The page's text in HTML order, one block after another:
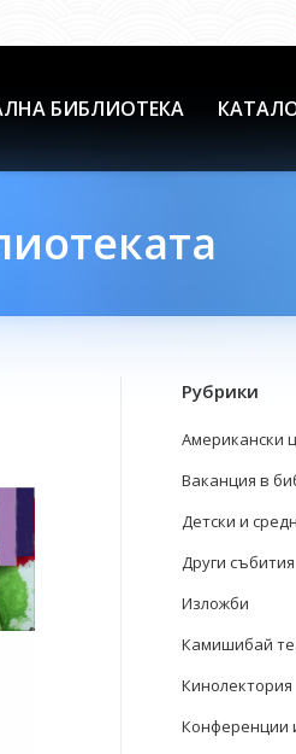
БИБЛИОТЕКА
Рубрики
Американски
Ваканция в
Детски и
Други събития
Изложби
Камишибай
Кинолектория
Конференции